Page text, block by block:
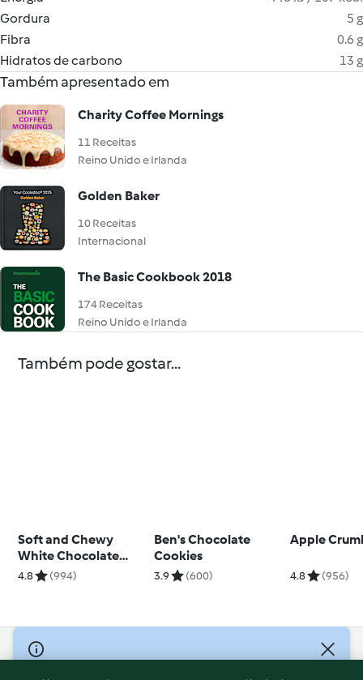
Gordura
5 g
Fibra
0.6 g
Hidratos de carbono
13 g
Também apresentado em
Charity Coffee Mornings
11 Receitas
Reino Unido e Irlanda
Golden Baker
10 Receitas
Internacional
The Basic Cookbook 2018
174 Receitas
Reino Unido e Irlanda
Também pode gostar...
Soft and Chewy
White Chocolate
Chip Cookies
4.8 (994)
Ben's Chocolate
Cookies
3.9 (600)
Apple
4.8 (956)
© Copyright 2026